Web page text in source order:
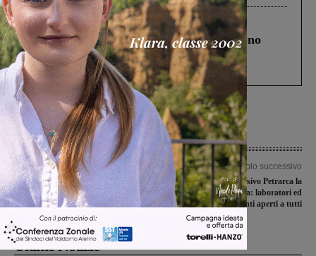
Cronaca 4 Agosto 2026
Un anno fa la strage in A1 in cui morirono
Gianni, Giulia e Franco. Lo schianto, il
processo, lo stop ai sorpassi fra tir....
Articolo precedente
Chiusura campagna elettorale della
lista “Sinistra per l’Alternativa
Figline-Incisa V.no”
Articolo successivo
Al Comprensivo Petrarca la
Settimana della Scienza: laboratori ed
esperimenti aperti a tutti
Ultime Notizie